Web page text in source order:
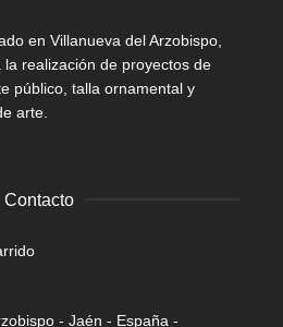
en Villanueva del Arzobispo,
realización de proyectos de
público, talla ornamental y
arte.
Contacto
- Jaén - España -